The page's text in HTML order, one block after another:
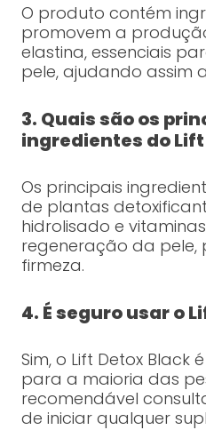
O produto contém
promovem a
elastina, essenciais
pele, ajudando assim
3. Quais são os
ingredientes do
Os principais
de plantas
hidrolisado e
regeneração da pele,
firmeza.
4. É seguro usar o
Sim, o Lift Detox Black
para a maioria das
recomendável
de iniciar qualquer